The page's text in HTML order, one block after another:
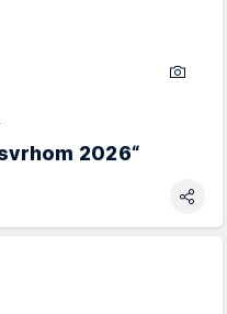
2026“